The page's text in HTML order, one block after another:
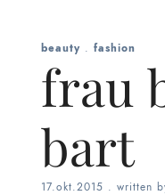
beauty . fashion
frau
bart
17.okt.2015 . written